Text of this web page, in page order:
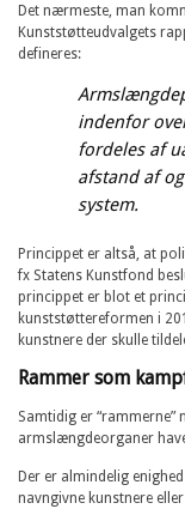
Det nærmeste, man
Kunststøtteudvalgets
defineres:
indenfor
fordeles af
afstand af
system.
Princippet er altså, at
fx Statens Kunstfond
princippet er blot et
kunststøttereformen i
kunstnere der skulle
Rammer som
Samtidig er
armslængdeorganer
Der er almindelig
navngivne kunstnere